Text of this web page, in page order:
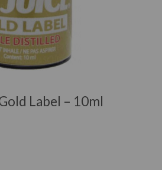
Label – 10ml